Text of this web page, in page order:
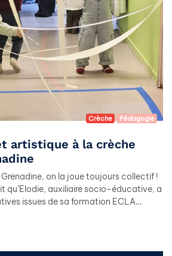
Crèche Pédagogie
artistique à la crèche
on la joue toujours collectif !
qu’Elodie, auxiliaire socio-éducative, a
issues de sa formation ECLA…